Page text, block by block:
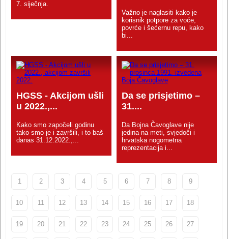
7. siječnja.
Važno je naglasiti kako je
korisnik potpore za voće,
povrće i šećernu repu, kako
bi...
HGSS - Akcijom ušli
u 2022.,...
Kako smo započeli godinu
tako smo je i završili, i to baš
danas 31.12.2022.,...
Da se prisjetimo –
31....
Da Bojna Čavoglave nije
jedina na meti, svjedoči i
hrvatska nogometna
reprezentacija i...
1 2 3 4 5 6 7 8 9
10 11 12 13 14 15 16 17 18
19 20 21 22 23 24 25 26 27